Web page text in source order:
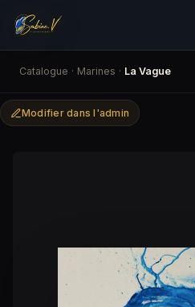
Catalogue · Marines · La Vague
Modifier dans l'admin